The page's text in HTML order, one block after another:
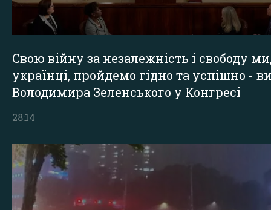
Свою війну за незалежність і свободу
українці, пройдемо гідно та успішно -
Володимира Зеленського у Конгресі
28:14